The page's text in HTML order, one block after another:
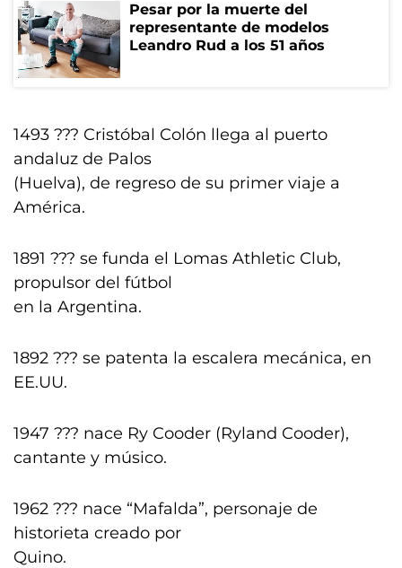
Pesar por la muerte del
representante de modelos
Leandro Rud a los 51 años
1493 ??? Cristóbal Colón llega al puerto
andaluz de Palos
(Huelva), de regreso de su primer viaje a
América.
1891 ??? se funda el Lomas Athletic Club,
propulsor del fútbol
en la Argentina.
1892 ??? se patenta la escalera mecánica, en
EE.UU.
1947 ??? nace Ry Cooder (Ryland Cooder),
cantante y músico.
1962 ??? nace “Mafalda”, personaje de
historieta creado por
Quino.